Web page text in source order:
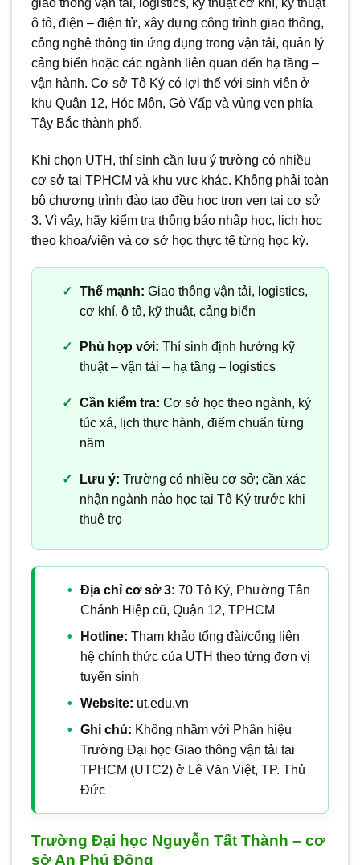
giao thông vận tải, logistics, kỹ thuật cơ khí, kỹ thuật
ô tô, điện – điện tử, xây dựng công trình giao thông,
công nghệ thông tin ứng dụng trong vận tải, quản lý
cảng biển hoặc các ngành liên quan đến hạ tầng –
vận hành. Cơ sở Tô Ký có lợi thế với sinh viên ở
khu Quận 12, Hóc Môn, Gò Vấp và vùng ven phía
Tây Bắc thành phố.
Khi chọn UTH, thí sinh cần lưu ý trường có nhiều
cơ sở tại TPHCM và khu vực khác. Không phải toàn
bộ chương trình đào tạo đều học trọn vẹn tại cơ sở
3. Vì vậy, hãy kiểm tra thông báo nhập học, lịch học
theo khoa/viện và cơ sở học thực tế từng học kỳ.
Thế mạnh: Giao thông vận tải, logistics,
cơ khí, ô tô, kỹ thuật, cảng biển
Phù hợp với: Thí sinh định hướng kỹ
thuật – vận tải – hạ tầng – logistics
Cần kiểm tra: Cơ sở học theo ngành, ký
túc xá, lịch thực hành, điểm chuẩn từng
năm
Lưu ý: Trường có nhiều cơ sở; cần xác
nhận ngành nào học tại Tô Ký trước khi
thuê trọ
Địa chỉ cơ sở 3: 70 Tô Ký, Phường Tân
Chánh Hiệp cũ, Quận 12, TPHCM
Hotline: Tham khảo tổng đài/cổng liên
hệ chính thức của UTH theo từng đơn vị
tuyển sinh
Website: ut.edu.vn
Ghi chú: Không nhầm với Phân hiệu
Trường Đại học Giao thông vận tải tại
TPHCM (UTC2) ở Lê Văn Việt, TP. Thủ
Đức
Trường Đại học Nguyễn Tất Thành – cơ
sở An Phú Đông